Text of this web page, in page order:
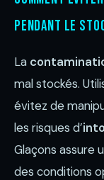
pendant le
La
mal stockés.
évitez de
les risques d’
Glaçons assure
des conditions